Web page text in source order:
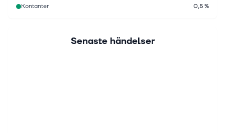
Kontanter
0,5 %
Senaste händelser